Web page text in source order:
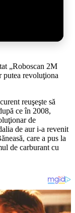
„Roboscan 2M
putea revoluţiona
reuşeşte să
ce în 2008,
de
de aur i-a revenit
care a pus la
de carburant cu